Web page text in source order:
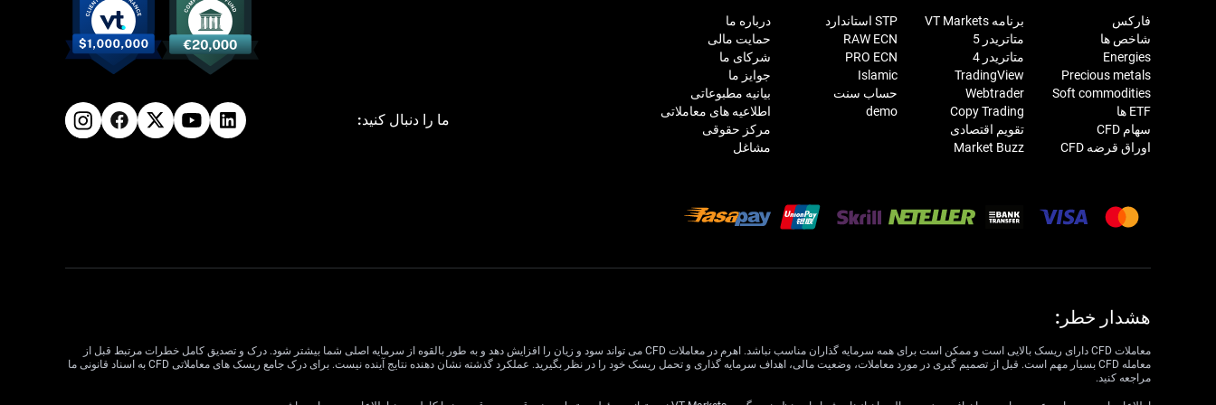
فارکس
شاخص ها
Energies
Precious metals
Soft commodities
ETF ها
سهام CFD
اوراق قرضه CFD
برنامه VT Markets
متاتریدر 5
متاتریدر 4
TradingView
Webtrader
Copy Trading
تقویم اقتصادی
Market Buzz
STP استاندارد
RAW ECN
PRO ECN
Islamic
حساب سنت
demo
درباره ما
حمایت مالی
شرکای ما
جوایز ما
بیانیه مطبوعاتی
اطلاعیه های معاملاتی
مرکز حقوقی
مشاغل
ما را دنبال کنید:
هشدار خطر:
معاملات CFD دارای ریسک بالایی است و ممکن است برای همه سرمایه گذاران مناسب نباشد. اهرم در معاملات CFD می تواند سود و زیان را افزایش دهد و به طور بالقوه از سرمایه اصلی شما بیشتر شود. درک و تصدیق کامل خطرات مرتبط قبل از
معامله CFD بسیار مهم است. قبل از تصمیم گیری در مورد معاملات، وضعیت مالی، اهداف سرمایه گذاری و تحمل ریسک خود را در نظر بگیرید. عملکرد گذشته نشان دهنده نتایج آینده نیست. برای درک جامع ریسک های معاملاتی CFD به اسناد قانونی ما
مراجعه کنید.